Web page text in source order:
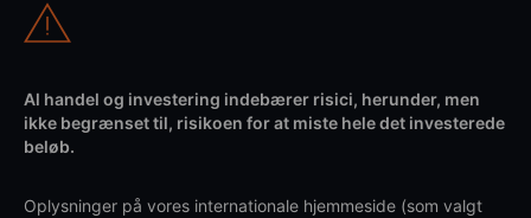
Al handel og investering indebærer risici, herunder, men
ikke begrænset til, risikoen for at miste hele det investerede
beløb.
Oplysninger på vores internationale hjemmeside (som valgt